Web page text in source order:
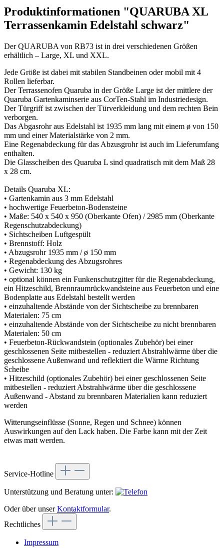
Produktinformationen "QUARUBA XL
Terrassenkamin Edelstahl schwarz"
Der QUARUBA von RB73 ist in drei verschiedenen Größen
erhältlich – Large, XL und XXL.
Jede Größe ist dabei mit stabilen Standbeinen oder mobil mit 4
Rollen lieferbar.
Der Terrassenofen Quaruba in der Größe Large ist der mittlere der
Quaruba Gartenkaminserie aus CorTen-Stahl im Industriedesign.
Der Türgriff ist zwischen der Türverkleidung und dem rechten Bein
verborgen.
Das Abgasrohr aus Edelstahl ist 1935 mm lang mit einem ø von 150
mm und einer Materialstärke von 2 mm.
Eine Regenabdeckung für das Abzusgrohr ist auch im Lieferumfang
enthalten.
Die Glasscheiben des Quaruba L sind quadratisch mit dem Maß 28
x 28 cm.
Details Quaruba XL:
• Gartenkamin aus 3 mm Edelstahl
• hochwertige Feuerbeton-Bodensteine
• Maße: 540 x 540 x 950 (Oberkante Ofen) / 2985 mm (Oberkante
Regenschutzabdeckung)
• Sichtscheiben Luftgespült
• Brennstoff: Holz
• Abzugsrohr 1935 mm / ø 150 mm
• Regenabdeckung des Abzugsrohres
• Gewicht: 130 kg
• optional können ein Funkenschutzgitter für die Regenabdeckung,
ein Hitzeschild, Brennraumrückwandsteine aus Feuerbeton und eine
Bodenplatte aus Edelstahl bestellt werden
• einzuhaltende Abstände von der Sichtscheibe zu brennbaren
Materialen: 75 cm
• einzuhaltende Abstände von der Sichtscheibe zu nicht brennbaren
Materialen: 50 cm
• Feuerbeton-Rückwandstein (optionales Zubehör) bei einer
geschlossenen Seite mitbestellen - reduziert Abstrahlwärme über die
geschlossene Außenwand und reflektiert die Wärme Richtung
Scheibe
• Hitzeschild (optionales Zubehör) bei einer geschlossenen Seite
mitbestellen - reduziert Abstrahlwärme über die geschlossene
Außenwand - Abstand zu brennbaren Materialien kann reduziert
werden
Witterungseinflüsse (Sonne, Regen und Schnee) können
Auswirkungen auf den Lack haben. Die Farbe kann mit der Zeit
etwas matt werden.
Service-Hotline
Unterstützung und Beratung unter:
Oder über unserKontaktformular.
Rechtliches
Impressum